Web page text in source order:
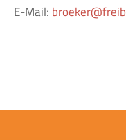
E-Mail: